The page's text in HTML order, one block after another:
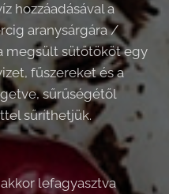
hozzáadásával a
aranysárgára /
megsült sütőtököt egy
fűszereket és a
sűrűségétől
sűríthetjük.
lefagyasztva